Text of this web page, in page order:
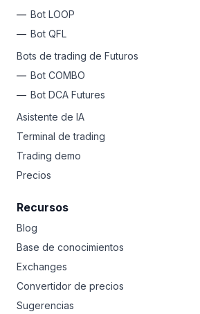
Bot LOOP
Bot QFL
Bots de trading de Futuros
Bot COMBO
Bot DCA Futures
Asistente de IA
Terminal de trading
Trading demo
Precios
Recursos
Blog
Base de conocimientos
Exchanges
Convertidor de precios
Sugerencias